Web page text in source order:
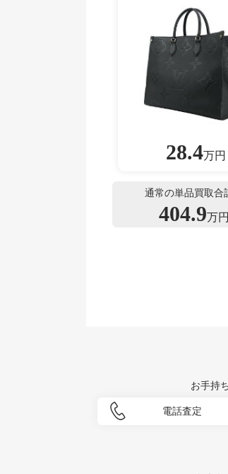
28.4万円
通常の単品買取合
404.9万円
お手持
電話査定